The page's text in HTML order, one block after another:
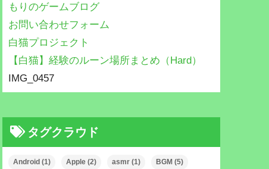
もりのゲームブログ
お問い合わせフォーム
白猫プロジェクト
【白猫】経験のルーン場所まとめ（Hard）
IMG_0457
タグクラウド
Android (1) Apple (2) asmr (1) BGM (5)